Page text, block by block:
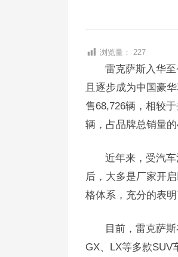
浏览量： 227
雷克萨斯入华
且逐步成为中国豪
售68,726辆，相较
辆，占品牌总销量的
近年来，受汽
后，大多是厂家开
格体系，充分的表
目前，雷克萨
GX、LX等多款